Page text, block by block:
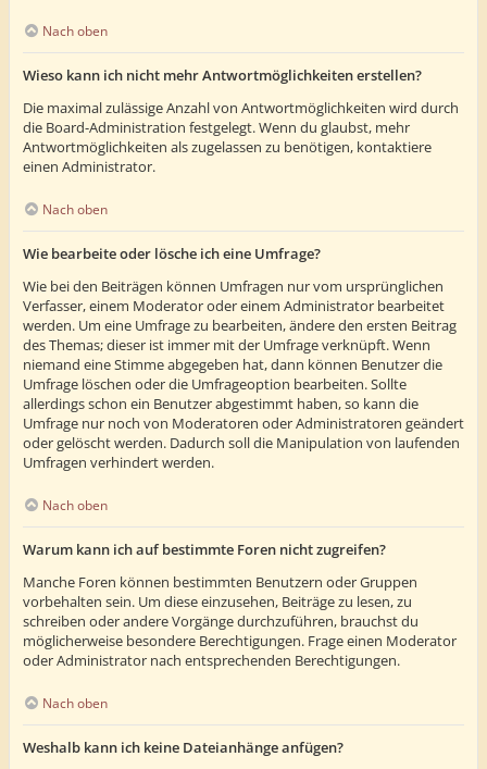
Nach oben
Wieso kann ich nicht mehr Antwortmöglichkeiten erstellen?
Die maximal zulässige Anzahl von Antwortmöglichkeiten wird durch
die Board-Administration festgelegt. Wenn du glaubst, mehr
Antwortmöglichkeiten als zugelassen zu benötigen, kontaktiere
einen Administrator.
Nach oben
Wie bearbeite oder lösche ich eine Umfrage?
Wie bei den Beiträgen können Umfragen nur vom ursprünglichen
Verfasser, einem Moderator oder einem Administrator bearbeitet
werden. Um eine Umfrage zu bearbeiten, ändere den ersten Beitrag
des Themas; dieser ist immer mit der Umfrage verknüpft. Wenn
niemand eine Stimme abgegeben hat, dann können Benutzer die
Umfrage löschen oder die Umfrageoption bearbeiten. Sollte
allerdings schon ein Benutzer abgestimmt haben, so kann die
Umfrage nur noch von Moderatoren oder Administratoren geändert
oder gelöscht werden. Dadurch soll die Manipulation von laufenden
Umfragen verhindert werden.
Nach oben
Warum kann ich auf bestimmte Foren nicht zugreifen?
Manche Foren können bestimmten Benutzern oder Gruppen
vorbehalten sein. Um diese einzusehen, Beiträge zu lesen, zu
schreiben oder andere Vorgänge durchzuführen, brauchst du
möglicherweise besondere Berechtigungen. Frage einen Moderator
oder Administrator nach entsprechenden Berechtigungen.
Nach oben
Weshalb kann ich keine Dateianhänge anfügen?